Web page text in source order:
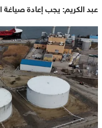
عبد الكريم: يجب إعادة صياغة